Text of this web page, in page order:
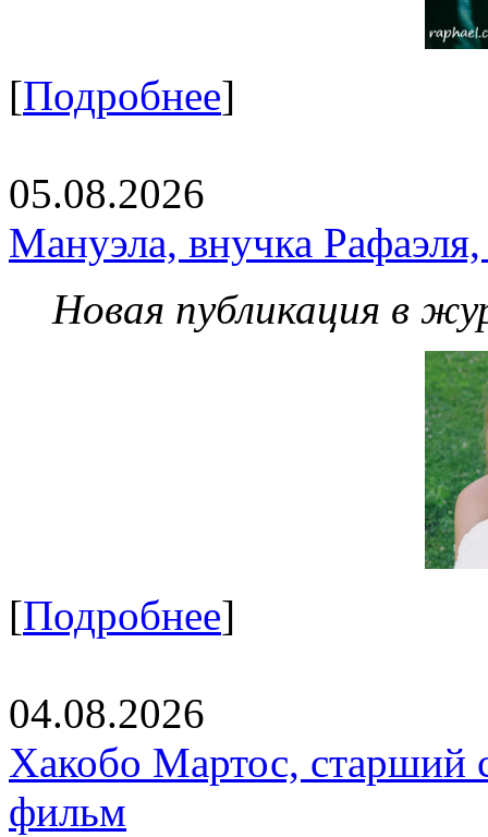
[Подробнее]
05.08.2026
Мануэла, внучка
Новая публикация в
[Подробнее]
04.08.2026
Хакобо Мартос, старший
фильм